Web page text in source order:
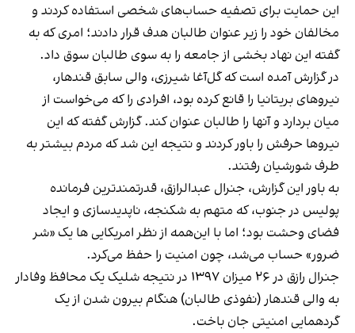
این حمایت برای تصفیه حساب‌های شخصی استفاده کردند و
مخالفان خود را زیر عنوان طالبان هدف قرار دادند؛ امری که به
گفته این نهاد بخشی از جامعه را به سوی طالبان سوق داد.
در گزارش آمده است که گل‌آغا شیرزی، والی سابق قندهار،
نیروهای بریتانیا را قانع کرده بود، افرادی را که می‌خواست از
میان بردارد و آنها را طالبان عنوان کند. گزارش گفته که این
نیروها حرفش را باور کردند و نتیجه این شد که مردم بیشتر به
طرف شورشیان رفتند.
به باور این گزارش، جنرال عبدالرازق، قدرتمندترین فرمانده
پولیس در جنوب، که متهم به شکنجه، ناپدیدسازی و ایجاد
فضای وحشت بود؛ اما با این‌همه از نظر امریکایی ها یک «شر
ضرور» حساب می‌شد، چون امنیت را حفظ می‌کرد.
جنرال رازق در ۲۶ میزان ۱۳۹۷ در نتیجه شلیک یک محافظ وفادار
به والی قندهار (نفوذی طالبان) هنگام بیرون شدن از یک
گردهمایی امنیتی جان باخت.